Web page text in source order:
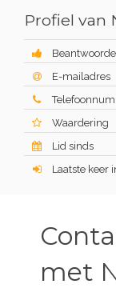
Profiel van
E-mailadres
Waardering
Lid sinds
Laatste keer
met